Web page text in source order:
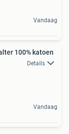
Vandaag
100% katoen
Details
Vandaag